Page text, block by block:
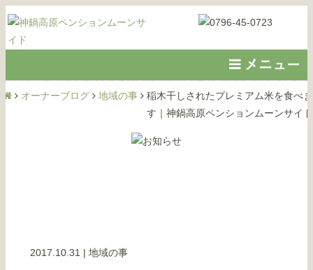
オーナーブログ 地域の事
稲木干しされたプレミアム米を食べま
す｜神鍋高原ペンションムーンサイド
2017.10.31 | 地域の事